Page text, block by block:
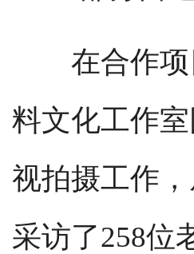
在合作项
料文化工作
视拍摄工作
采访了258位